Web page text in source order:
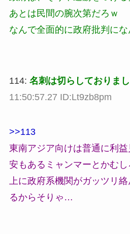
あとは民間の腕次第だろｗ
なんで全面的に政府批判にな
114: 名刺は切らしておりま
11:50:57.27 ID:Lt9zb8pm
>>113
東南アジア向けは普通に利
安もあるミャンマーとかむ
上に政府系機関がガッツリ
るからそりゃ…